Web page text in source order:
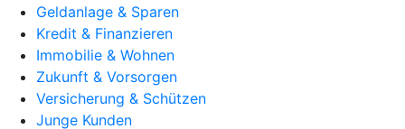
Geldanlage & Sparen
Kredit & Finanzieren
Immobilie & Wohnen
Zukunft & Vorsorgen
Versicherung & Schützen
Junge Kunden